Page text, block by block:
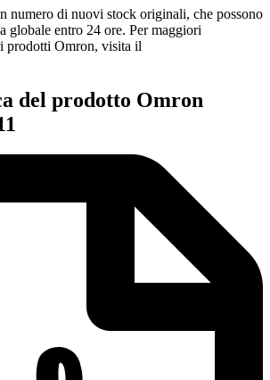
numero di nuovi stock originali, che possono
globale entro 24 ore. Per maggiori
prodotti Omron, visita il
del prodotto Omron